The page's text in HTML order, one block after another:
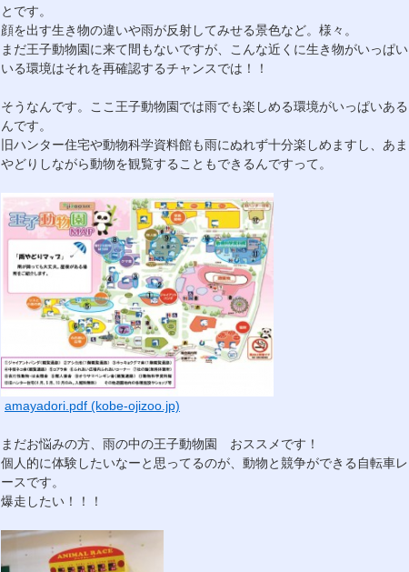
とです。
顔を出す生き物の違いや雨が反射してみせる景色など。様々。
まだ王子動物園に来て間もないですが、こんな近くに生き物がいっぱい
いる環境はそれを再確認するチャンスでは！！
そうなんです。ここ王子動物園では雨でも楽しめる環境がいっぱいある
んです。
旧ハンター住宅や動物科学資料館も雨にぬれず十分楽しめますし、あま
やどりしながら動物を観覧することもできるんですって。
amayadori.pdf (kobe-ojizoo.jp)
まだお悩みの方、雨の中の王子動物園 おススメです！
個人的に体験したいなーと思ってるのが、動物と競争ができる自転車レ
ースです。
爆走したい！！！